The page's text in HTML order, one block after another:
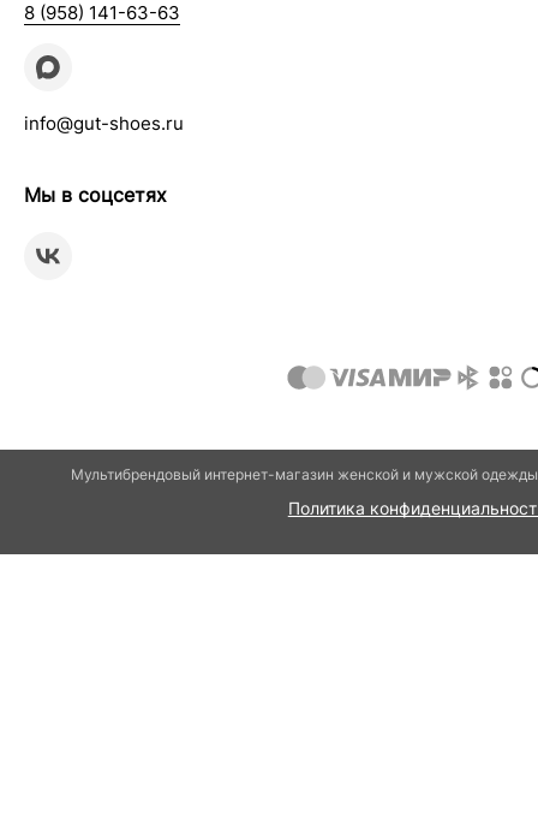
8 (958) 141-63-63
info@gut-shoes.ru
Мы в соцсетях
Мультибрендовый интернет-магазин женской и мужской
Политика